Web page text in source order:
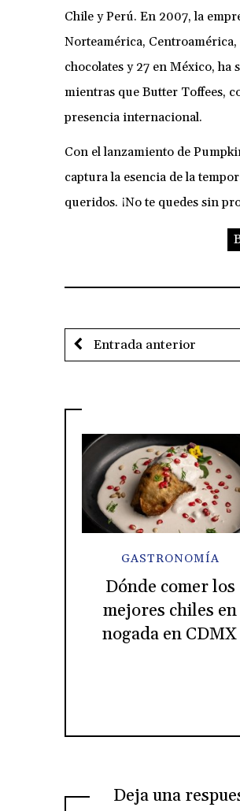
Chile y Perú. En 2007, la
Norteamérica,
chocolates y 27 en México, ha
mientras que Butter Toffees,
presencia internacional.
Con el lanzamiento de
captura la esencia de la
queridos. ¡No te quedes sin
Entrada anterior
GASTRONOMÍA
Dónde comer los
mejores chiles en
nogada en CDMX
Deja una